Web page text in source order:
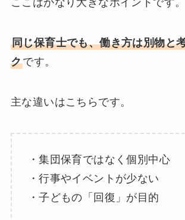
ここはかなり大きなポイントです。
同じ保育士でも、働き方は別物と
クです。
主な違いはこちらです。
・集団保育ではなく個別中心
・行事やイベントが少ない
・子どもの「回復」が目的